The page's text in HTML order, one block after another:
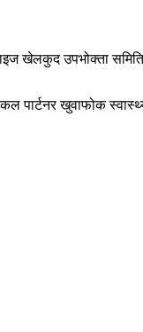
खेलकुद उपभोक्ता
पार्टनर खुवाफोक